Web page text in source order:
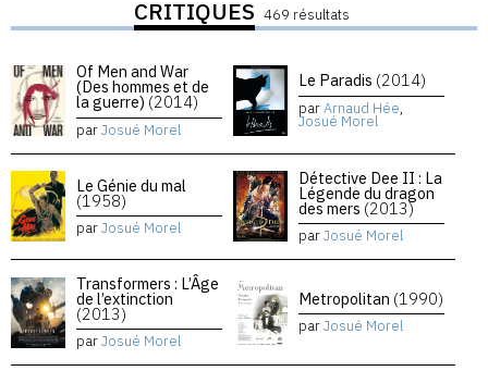
CRITIQUES 469 résultats
Of Men and War
(Des hommes et de
la guerre) (2014)
parJosué Morel
Le Paradis (2014)
parArnaud Hée,
Josué Morel
Le Génie du mal
(1958)
parJosué Morel
Détective Dee II : La
Légende du dragon
des mers (2013)
parJosué Morel
Transformers : L’Âge
de l’extinction
(2013)
parJosué Morel
Metropolitan (1990)
parJosué Morel